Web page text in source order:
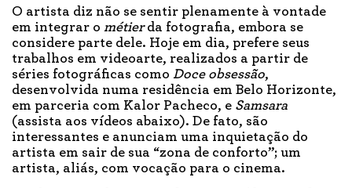
O artista diz não se sentir plenamente à vontade
em integrar o métierda fotografia, embora se
considere parte dele. Hoje em dia, prefere seus
trabalhos em videoarte, realizados a partir de
séries fotográficas como Doce obsessão,
desenvolvida numa residência em Belo Horizonte,
em parceria com Kalor Pacheco, e Samsara
(assista aos vídeos abaixo). De fato, são
interessantes e anunciam uma inquietação do
artista em sair de sua “zona de conforto”; um
artista, aliás, com vocação para o cinema.